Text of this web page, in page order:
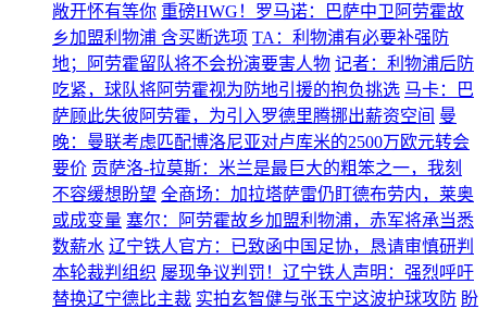
敞开怀有等你 重磅HWG！罗马诺：巴萨中卫阿劳霍故
乡加盟利物浦 含买断选项 TA：利物浦有必要补强防
地；阿劳霍留队将不会扮演要害人物 记者：利物浦后防
吃紧，球队将阿劳霍视为防地引援的抱负挑选 马卡：巴
萨顾此失彼阿劳霍，为引入罗德里腾挪出薪资空间 曼
晚：曼联考虑匹配博洛尼亚对卢库米的2500万欧元转会
要价 贡萨洛-拉莫斯：米兰是最巨大的粗笨之一，我刻
不容缓想盼望 全商场：加拉塔萨雷仍盯德布劳内，莱奥
或成变量 塞尔：阿劳霍故乡加盟利物浦，赤军将承当悉
数薪水 辽宁铁人官方：已致函中国足协，恳请审慎研判
本轮裁判组织 屡现争议判罚！辽宁铁人声明：强烈呼吁
替换辽宁德比主裁 实拍玄智健与张玉宁这波护球攻防 盼